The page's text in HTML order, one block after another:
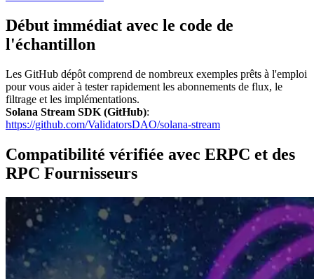
Début immédiat avec le code de
l'échantillon
Les GitHub dépôt comprend de nombreux exemples prêts à l'emploi
pour vous aider à tester rapidement les abonnements de flux, le
filtrage et les implémentations.
Solana Stream SDK (GitHub):
https://github.com/ValidatorsDAO/solana-stream
Compatibilité vérifiée avec ERPC et des
RPC Fournisseurs